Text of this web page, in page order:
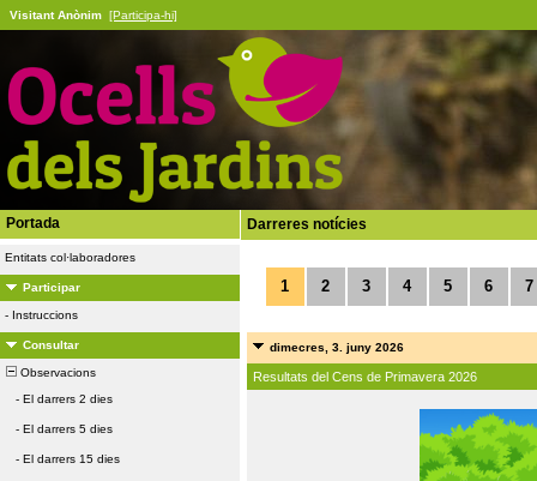
Visitant Anònim [Participa-hi]
Portada
Entitats col·laboradores
Participar
- Instruccions
Consultar
Observacions
- El darrers 2 dies
- El darrers 5 dies
- El darrers 15 dies
Darreres notícies
1 2 3 4 5 6 7
dimecres, 3. juny 2026
Resultats del Cens de Primavera 2026